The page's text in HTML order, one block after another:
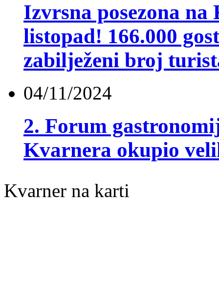
Izvrsna posezona
listopad! 166.000
zabilježeni broj
04/11/2024
2. Forum
Kvarnera okupio
Kvarner na karti